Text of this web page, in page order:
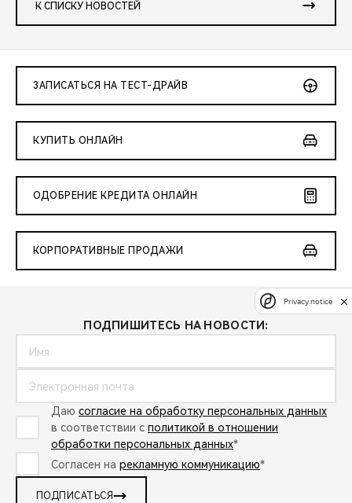
К СПИСКУ НОВОСТЕЙ
ЗАПИСАТЬСЯ НА ТЕСТ-ДРАЙВ
КУПИТЬ ОНЛАЙН
ОДОБРЕНИЕ КРЕДИТА ОНЛАЙН
КОРПОРАТИВНЫЕ ПРОДАЖИ
ПОДПИШИТЕСЬ НА НОВОСТИ:
Даю согласие на обработку персональных данных
в соответствии с политикой в отношении
обработки персональных данных*
Согласен на рекламную коммуникацию*
ПОДПИСАТЬСЯ
Privacy notice